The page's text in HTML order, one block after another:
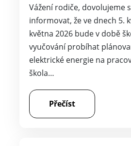
Vážení rodiče, dovolujeme
informovat, že ve dnech 5.
května 2026 bude v době
vyučování probíhat
elektrické energie na
škola…
Přečíst